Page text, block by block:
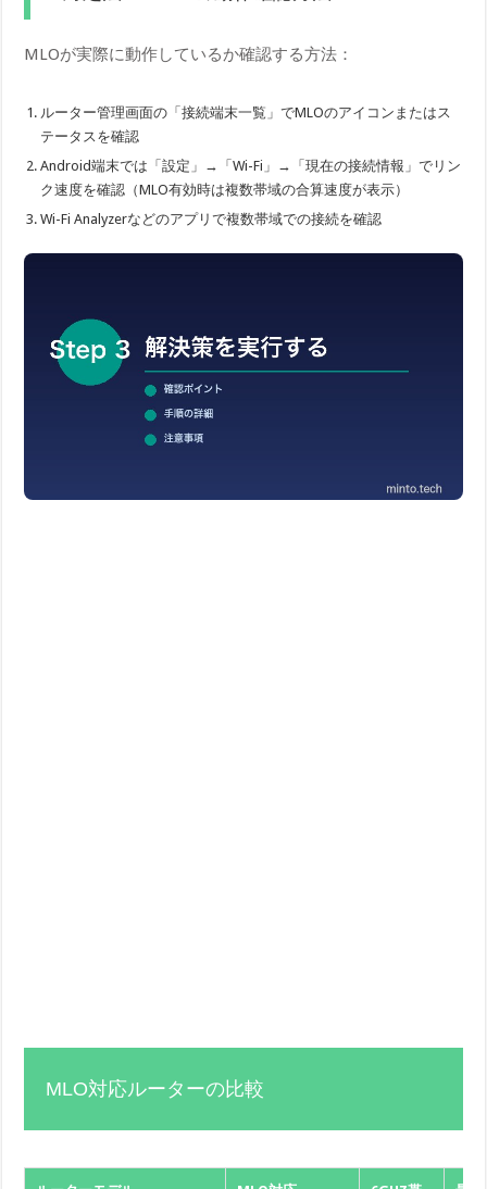
MLOが実際に動作しているか確認する方法：
ルーター管理画面の「接続端末一覧」でMLOのアイコンまたはス
テータスを確認
Android端末では「設定」→「Wi-Fi」→「現在の接続情報」でリン
ク速度を確認（MLO有効時は複数帯域の合算速度が表示）
Wi-Fi Analyzerなどのアプリで複数帯域での接続を確認
MLO対応ルーターの比較